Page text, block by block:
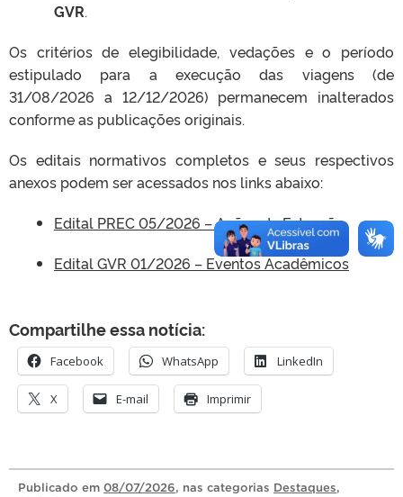
GVR.
Os critérios de elegibilidade, vedações e o período
estipulado para a execução das viagens (de
31/08/2026 a 12/12/2026) permanecem inalterados
conforme as publicações originais.
Os editais normativos completos e seus respectivos
anexos podem ser acessados nos links abaixo:
Edital PREC 05/2026 – Ações de Extensão
Edital GVR 01/2026 – Eventos Acadêmicos
Compartilhe essa notícia:
Facebook WhatsApp LinkedIn
X E-mail Imprimir
Publicado em 08/07/2026, nas categorias Destaques,